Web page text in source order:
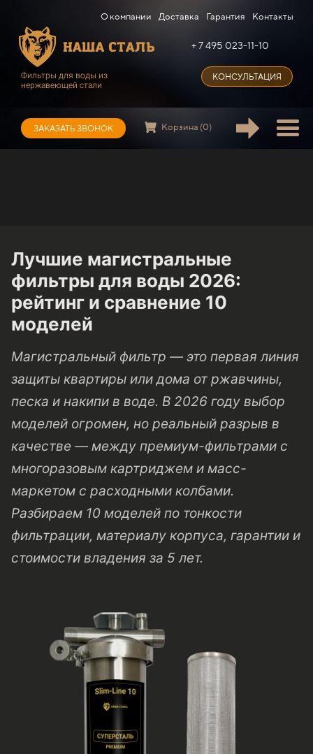
О компании Доставка Гарантия Контакты
Фильтры для воды из
нержавеющей стали
+ 7 495 023-11-10
КОНСУЛЬТАЦИЯ
ЗАКАЗАТЬ ЗВОНОК Корзина (0)
Лучшие магистральные
фильтры для воды 2026:
рейтинг и сравнение 10
моделей
Магистральный фильтр — это первая линия
защиты квартиры или дома от ржавчины,
песка и накипи в воде. В 2026 году выбор
моделей огромен, но реальный разрыв в
качестве — между премиум-фильтрами с
многоразовым картриджем и масс-
маркетом с расходными колбами.
Разбираем 10 моделей по тонкости
фильтрации, материалу корпуса, гарантии и
стоимости владения за 5 лет.